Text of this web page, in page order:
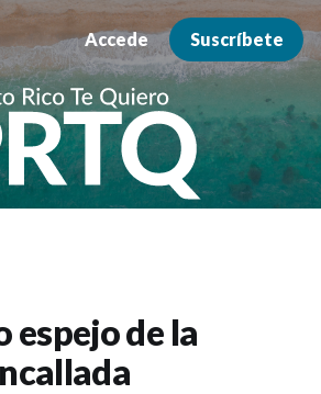
Accede Suscríbete
espejo de la